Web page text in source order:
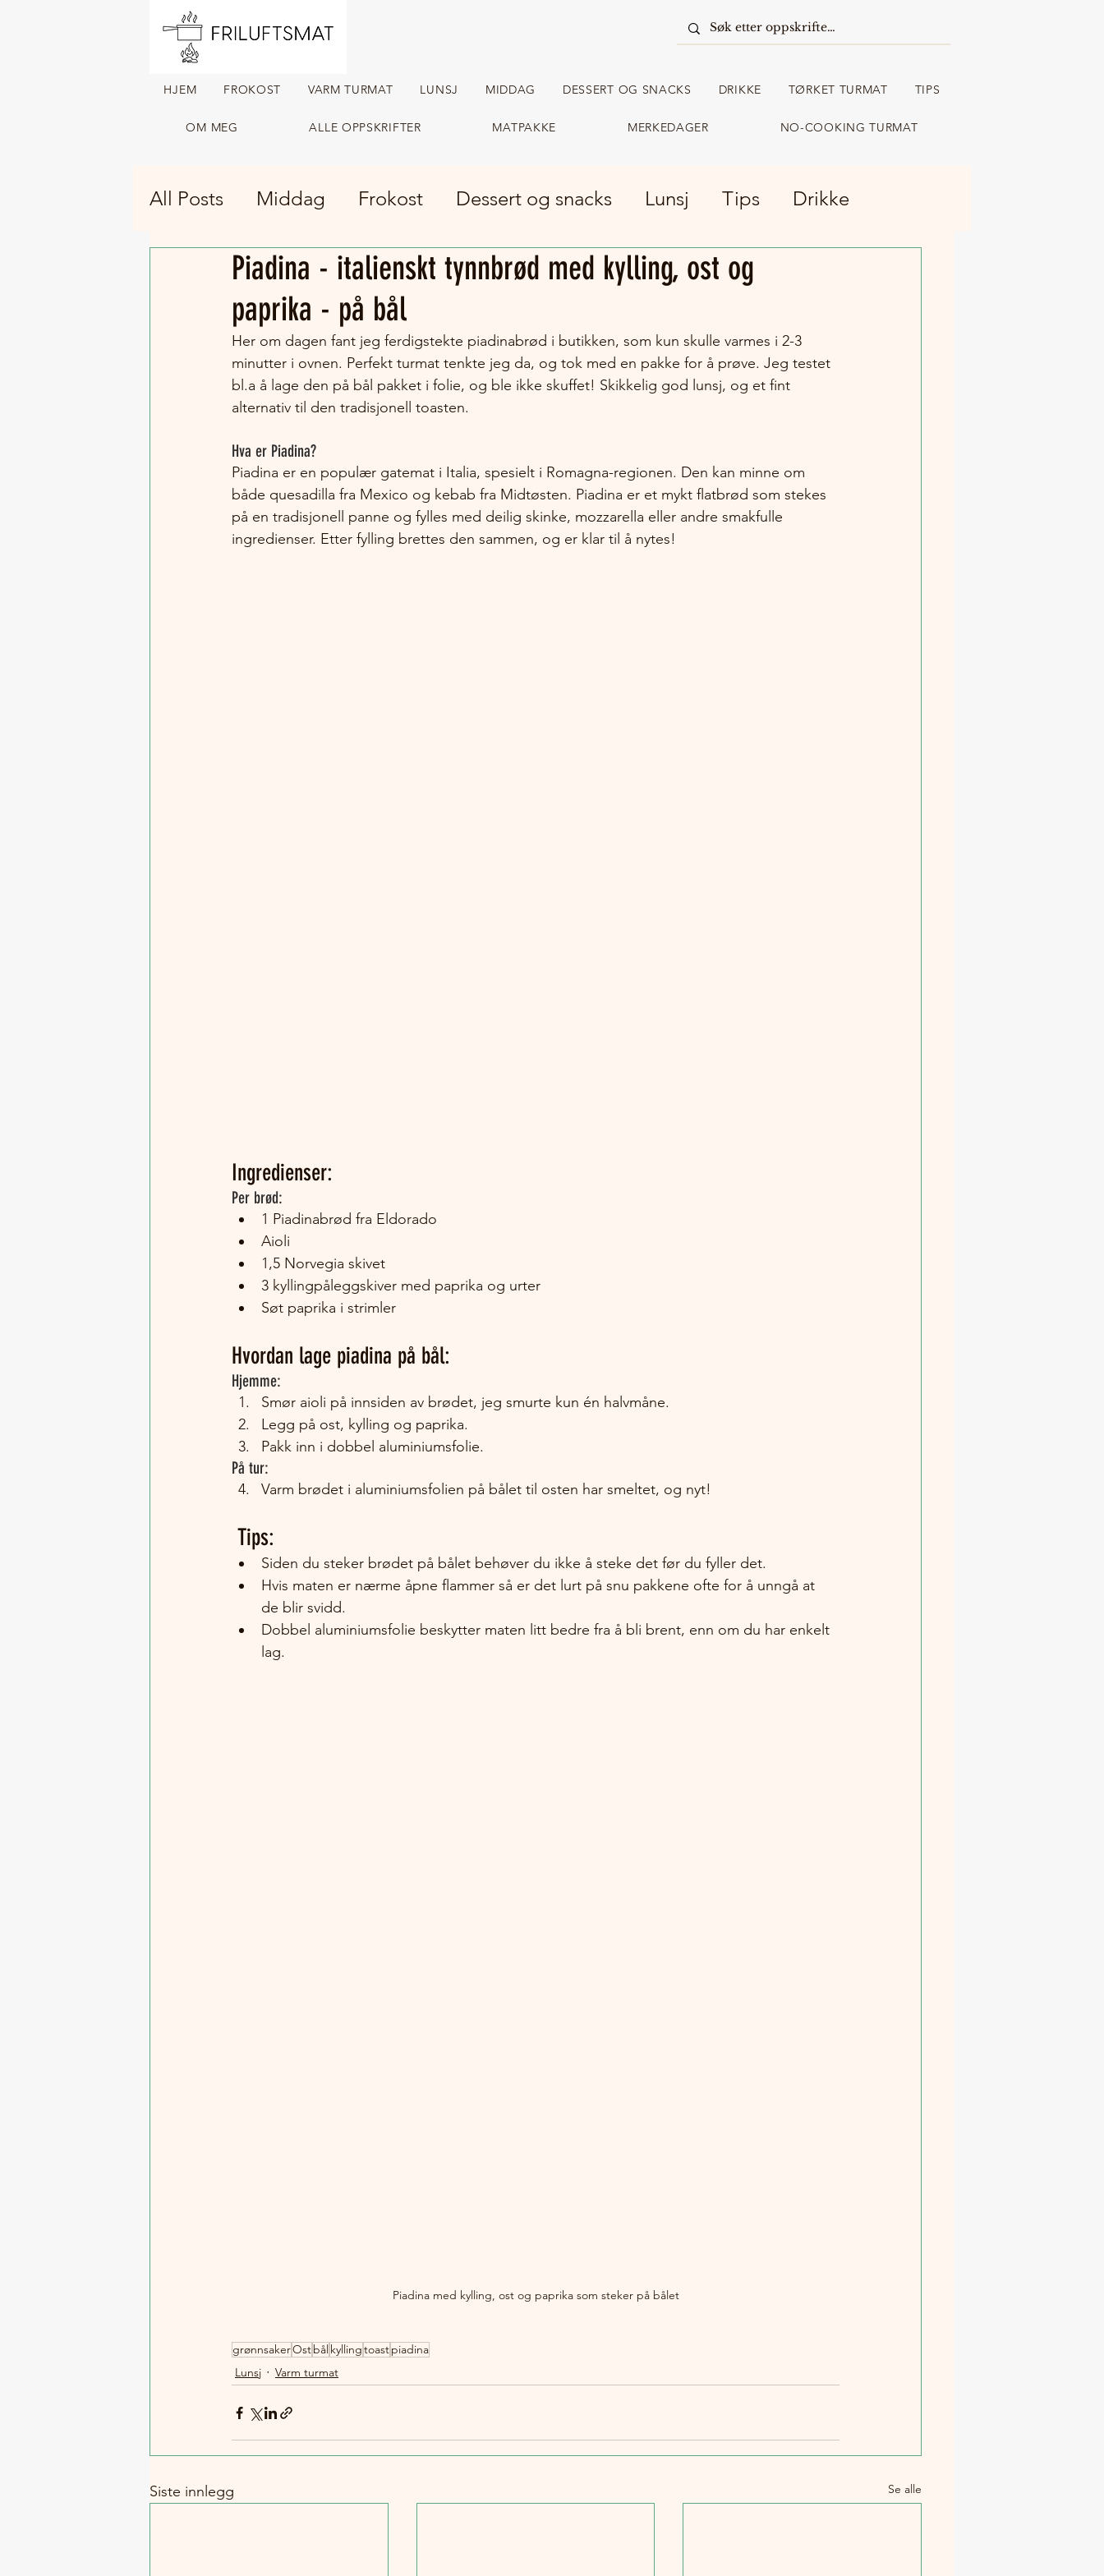
HJEM FROKOST VARM TURMAT LUNSJ MIDDAG DESSERT OG SNACKS DRIKKE TØRKET TURMAT TIPS
OM MEG ALLE OPPSKRIFTER MATPAKKE MERKEDAGER NO-COOKING TURMAT
All Posts Middag Frokost Dessert og snacks Lunsj Tips Drikke
Tørket turmat Varm turmat Matpakke
Piadina - italienskt tynnbrød med kylling, ost og
paprika - på bål
Her om dagen fant jeg ferdigstekte piadinabrød i butikken, som kun skulle varmes i 2-3
minutter i ovnen. Perfekt turmat tenkte jeg da, og tok med en pakke for å prøve. Jeg testet
bl.a å lage den på bål pakket i folie, og ble ikke skuffet! Skikkelig god lunsj, og et fint
alternativ til den tradisjonell toasten.
Hva er Piadina?
Piadina er en populær gatemat i Italia, spesielt i Romagna-regionen. Den kan minne om
både quesadilla fra Mexico og kebab fra Midtøsten. Piadina er et mykt flatbrød som stekes
på en tradisjonell panne og fylles med deilig skinke, mozzarella eller andre smakfulle
ingredienser. Etter fylling brettes den sammen, og er klar til å nytes!
Ingredienser:
Per brød:
1 Piadinabrød fra Eldorado
Aioli
1,5 Norvegia skivet
3 kyllingpåleggskiver med paprika og urter
Søt paprika i strimler
Hvordan lage piadina på bål:
Hjemme:
Smør aioli på innsiden av brødet, jeg smurte kun én halvmåne.
Legg på ost, kylling og paprika.
Pakk inn i dobbel aluminiumsfolie.
På tur:
Varm brødet i aluminiumsfolien på bålet til osten har smeltet, og nyt!
Tips:
Siden du steker brødet på bålet behøver du ikke å steke det før du fyller det.
Hvis maten er nærme åpne flammer så er det lurt på snu pakkene ofte for å unngå at
de blir svidd.
Dobbel aluminiumsfolie beskytter maten litt bedre fra å bli brent, enn om du har enkelt
lag.
Piadina med kylling, ost og paprika som steker på bålet
grønnsakerOstbål kyllingtoastpiadina
Lunsj
Varm turmat
Siste innlegg Se alle